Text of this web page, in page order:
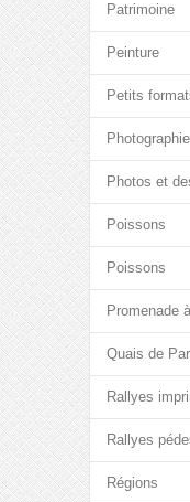
Patrimoine
Peinture
Petits
Photographie
Photos et
Poissons
Poissons
Promenade
Quais de
Rallyes
Rallyes
Régions